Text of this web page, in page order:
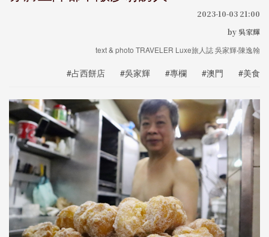
2023-10-03 21:00
by 吳家輝
text & photo TRAVELER Luxe旅人誌 吳家輝‧陳逸翰
#占西餅店 #吳家輝 #專欄 #澳門 #美食